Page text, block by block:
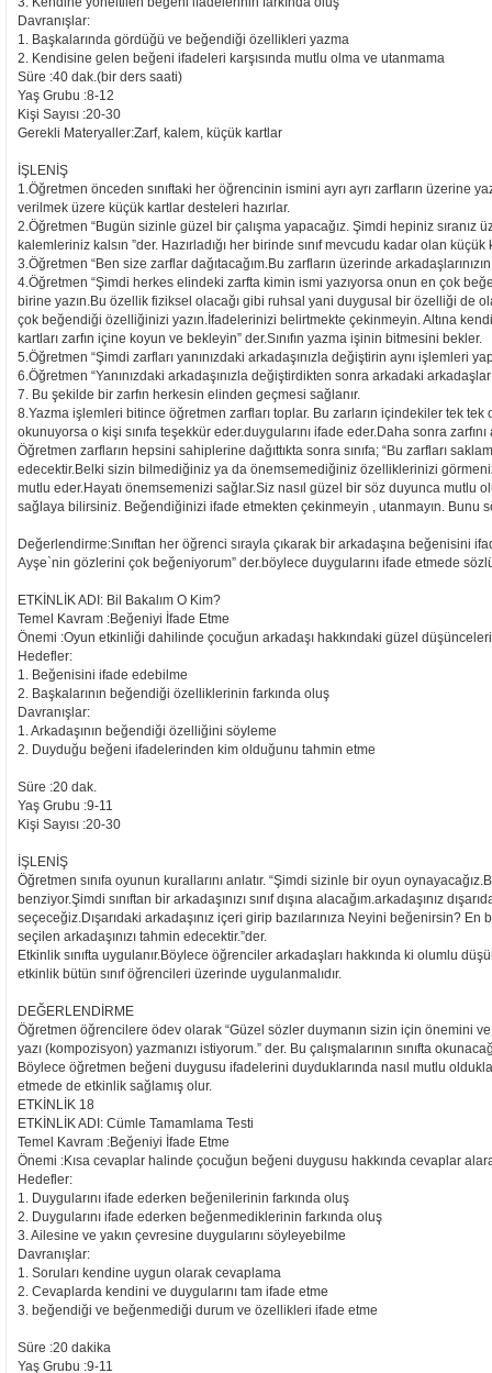
Davranışlar:
1. Başkalarında gördüğü ve beğendiği özellikleri yazma
2. Kendisine gelen beğeni ifadeleri karşısında mutlu olma ve utanmama
Süre :40 dak.(bir ders saati)
Yaş Grubu :8-12
Kişi Sayısı :20-30
Gerekli Materyaller:Zarf, kalem, küçük kartlar
İŞLENİŞ
1.Öğretmen önceden sınıftaki her öğrencinin ismini ayrı ayrı zarfların üzerine
verilmek üzere küçük kartlar desteleri hazırlar.
2.Öğretmen “Bugün sizinle güzel bir çalışma yapacağız. Şimdi hepiniz sıranız
kalemleriniz kalsın ”der. Hazırladığı her birinde sınıf mevcudu kadar olan küçük
3.Öğretmen “Ben size zarflar dağıtacağım.Bu zarfların üzerinde
4.Öğretmen “Şimdi herkes elindeki zarfta kimin ismi yazıyorsa onun en çok
birine yazın.Bu özellik fiziksel olacağı gibi ruhsal yani duygusal bir özelliği de
çok beğendiği özelliğinizi yazın.İfadelerinizi belirtmekte çekinmeyin. Altına kendi
kartları zarfın içine koyun ve bekleyin” der.Sınıfın yazma işinin bitmesini bekler.
5.Öğretmen “Şimdi zarfları yanınızdaki arkadaşınızla değiştirin aynı işlemleri
6.Öğretmen “Yanınızdaki arkadaşınızla değiştirdikten sonra arkadaki
7. Bu şekilde bir zarfın herkesin elinden geçmesi sağlanır.
8.Yazma işlemleri bitince öğretmen zarfları toplar. Bu zarların içindekiler tek tek
okunuyorsa o kişi sınıfa teşekkür eder.duygularını ifade eder.Daha sonra
Öğretmen zarfların hepsini sahiplerine dağıttıkta sonra sınıfa; “Bu zarfları
edecektir.Belki sizin bilmediğiniz ya da önemsemediğiniz özelliklerinizi
mutlu eder.Hayatı önemsemenizi sağlar.Siz nasıl güzel bir söz duyunca mutlu
sağlaya bilirsiniz. Beğendiğinizi ifade etmekten çekinmeyin , utanmayın. Bunu
Değerlendirme:Sınıftan her öğrenci sırayla çıkarak bir arkadaşına beğenisini
Ayşe`nin gözlerini çok beğeniyorum” der.böylece duygularını ifade etmede
ETKİNLİK ADI: Bil Bakalım O Kim?
Temel Kavram :Beğeniyi İfade Etme
Önemi :Oyun etkinliği dahilinde çocuğun arkadaşı hakkındaki güzel
Hedefler:
1. Beğenisini ifade edebilme
2. Başkalarının beğendiği özelliklerinin farkında oluş
Davranışlar:
1. Arkadaşının beğendiği özelliğini söyleme
2. Duyduğu beğeni ifadelerinden kim olduğunu tahmin etme
Süre :20 dak.
Yaş Grubu :9-11
Kişi Sayısı :20-30
İŞLENİŞ
Öğretmen sınıfa oyunun kurallarını anlatır. “Şimdi sizinle bir oyun
benziyor.Şimdi sınıftan bir arkadaşınızı sınıf dışına alacağım.arkadaşınız
seçeceğiz.Dışarıdaki arkadaşınız içeri girip bazılarınıza Neyini beğenirsin?
seçilen arkadaşınızı tahmin edecektir.”der.
Etkinlik sınıfta uygulanır.Böylece öğrenciler arkadaşları hakkında ki olumlu
etkinlik bütün sınıf öğrencileri üzerinde uygulanmalıdır.
DEĞERLENDİRME
Öğretmen öğrencilere ödev olarak “Güzel sözler duymanın sizin için önemini
yazı (kompozisyon) yazmanızı istiyorum.” der. Bu çalışmalarının sınıfta
Böylece öğretmen beğeni duygusu ifadelerini duyduklarında nasıl mutlu
etmede de etkinlik sağlamış olur.
ETKİNLİK 18
ETKİNLİK ADI: Cümle Tamamlama Testi
Temel Kavram :Beğeniyi İfade Etme
Önemi :Kısa cevaplar halinde çocuğun beğeni duygusu hakkında cevaplar
Hedefler:
1. Duygularını ifade ederken beğenilerinin farkında oluş
2. Duygularını ifade ederken beğenmediklerinin farkında oluş
3. Ailesine ve yakın çevresine duygularını söyleyebilme
Davranışlar:
1. Soruları kendine uygun olarak cevaplama
2. Cevaplarda kendini ve duygularını tam ifade etme
3. beğendiği ve beğenmediği durum ve özellikleri ifade etme
Süre :20 dakika
Yaş Grubu :9-11